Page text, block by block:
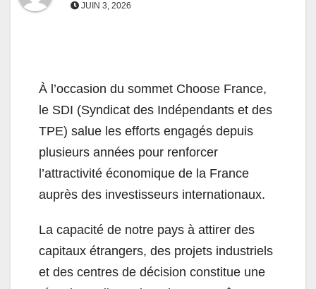
JUIN 3, 2026
À l’occasion du sommet Choose France,
le SDI (Syndicat des Indépendants et des
TPE) salue les efforts engagés depuis
plusieurs années pour renforcer
l’attractivité économique de la France
auprès des investisseurs internationaux.
La capacité de notre pays à attirer des
capitaux étrangers, des projets industriels
et des centres de décision constitue une